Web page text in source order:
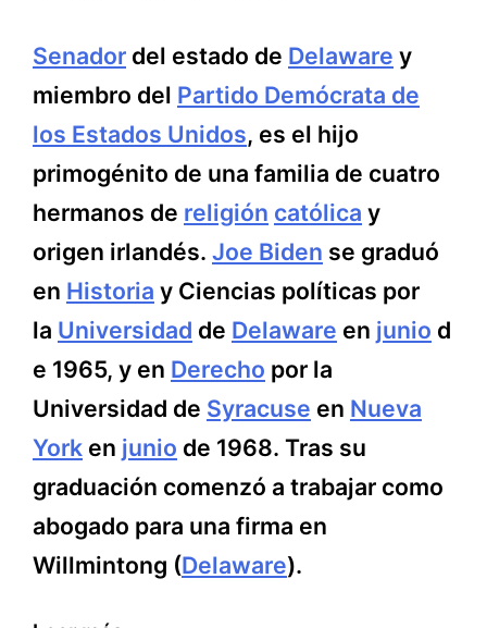
Senador del estado de Delaware y
miembro del Partido Demócrata de
los Estados Unidos, es el hijo
primogénito de una familia de cuatro
hermanos de religión católica y
origen irlandés. Joe Biden se graduó
en Historia y Ciencias políticas por
la Universidad de Delaware en junio d
e 1965, y en Derecho por la
Universidad de Syracuse en Nueva
York en junio de 1968. Tras su
graduación comenzó a trabajar como
abogado para una firma en
Willmintong (Delaware).